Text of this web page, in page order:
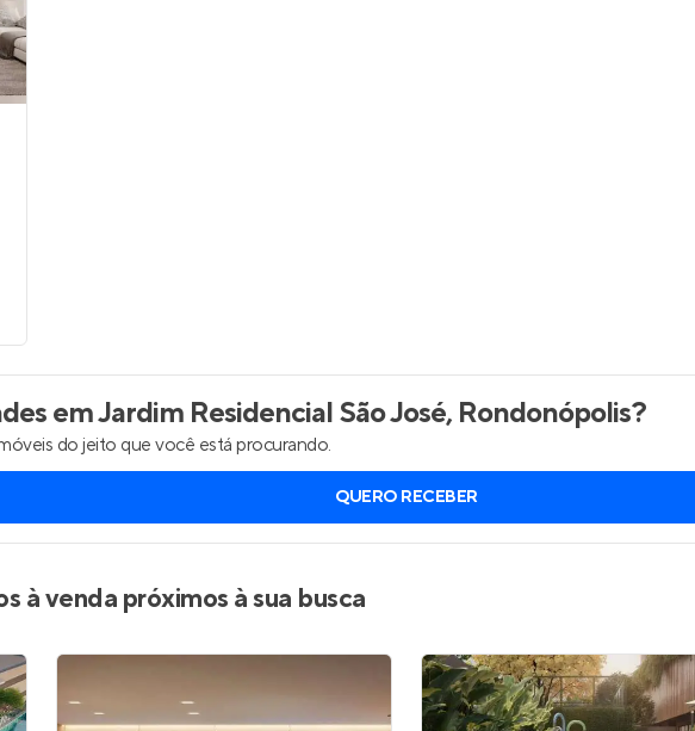
em Jardim Residencial São José, Rondonópolis?
do jeito que você está procurando.
QUERO RECEBER
à venda próximos à sua busca